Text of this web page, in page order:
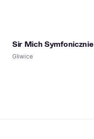
Sir Mich Symfonicznie
Gliwice